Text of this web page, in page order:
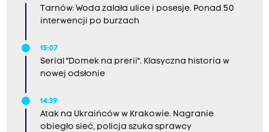
Tarnów: Woda zalała ulice i posesje. Ponad 50
interwencji po burzach
15:07
Serial "Domek na prerii". Klasyczna historia w
nowej odsłonie
14:39
Atak na Ukraińców w Krakowie. Nagranie
obiegło sieć, policja szuka sprawcy